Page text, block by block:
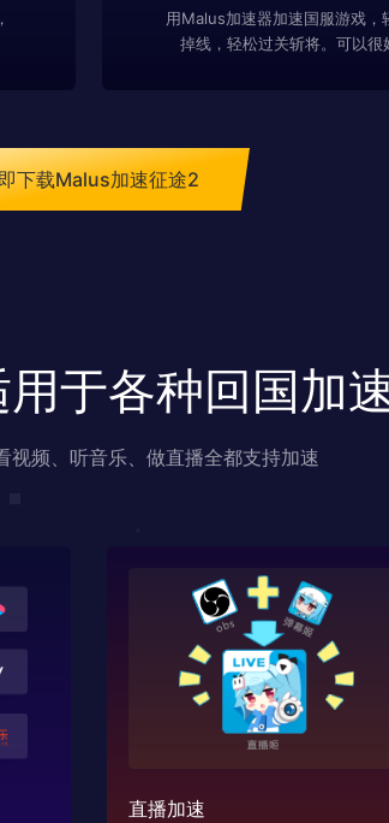
用Malus加速器加速国服游戏，
掉线，轻松过关斩将。可以很
下载Malus加速征途2
于各种回国加
视频、听音乐、做直播全都支持加速
直播加速